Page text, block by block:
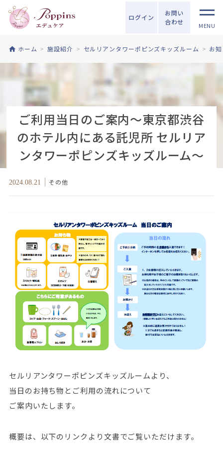
ログイン
お問い
合わせ
MENU
ホーム 施設紹介 セルリアンタワーポピンズキッズルーム お
ご利用当日のご案内～東京都渋谷
のホテル内にある託児所 セルリア
ンタワーポピンズキッズルーム～
2024.08.21 その他
セルリアンタワーポピンズキッズルームより、
当日のお持ち物とご利用の流れについて
ご案内いたします。
概要は、以下のリンクより文書でご覧いただけます。